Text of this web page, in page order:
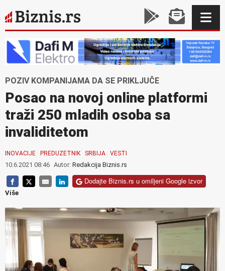
POZIV KOMPANIJAMA DA SE PRIKLJUČE
Posao na novoj online platformi
traži 250 mladih osoba sa
invaliditetom
INOVACIJE PREDUZETNIK SRBIJA VESTI
10.6.2021 08:46 Autor: Redakcija Biznis.rs
Dodajte Biznis.rs u omiljeni Google izvor
Više